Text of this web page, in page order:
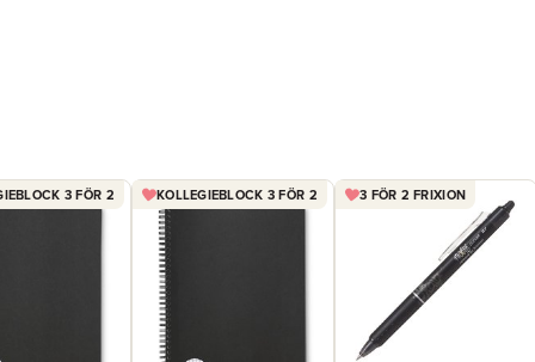
3 FÖR 2 KOLLEGIEBLOCK 3 FÖR 2 3 FÖR 2 FRIXION